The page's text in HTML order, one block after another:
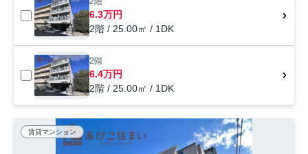
6.3万円
2階 / 25.00㎡ / 1DK
2階
6.4万円
2階 / 25.00㎡ / 1DK
賃貸マンション